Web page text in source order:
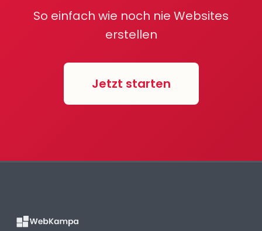
So einfach wie noch nie Websites
erstellen
Jetzt starten